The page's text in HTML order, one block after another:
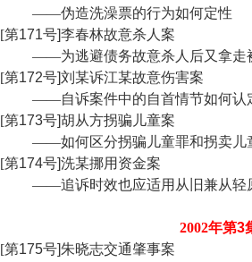
——伪造洗澡票的行为如何定性
[第171号]李春林故意杀人案
——为逃避债务故意杀人后又拿走
[第172号]刘某诉江某故意伤害案
——自诉案件中的自首情节如何认
[第173号]胡从方拐骗儿童案
——如何区分拐骗儿童罪和拐卖儿
[第174号]洗某挪用资金案
——追诉时效也应适用从旧兼从轻
2002年第3
[第175号]朱晓志交通肇事案